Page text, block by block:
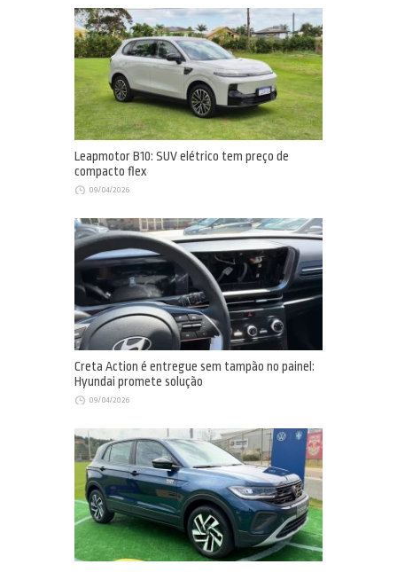
Leapmotor B10: SUV elétrico tem preço de
compacto flex
09/04/2026
Creta Action é entregue sem tampão no painel:
Hyundai promete solução
09/04/2026